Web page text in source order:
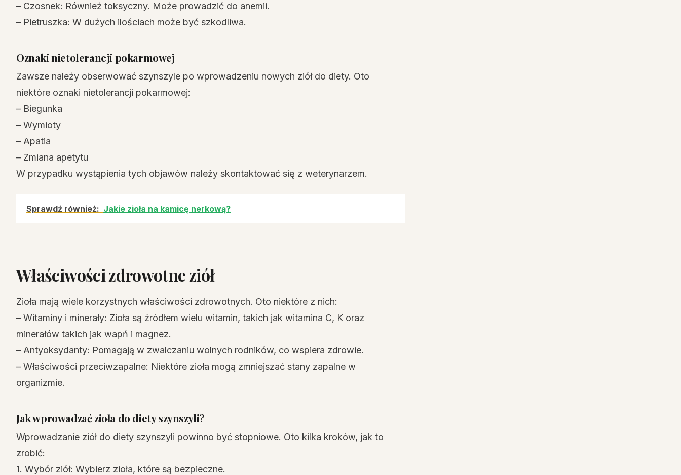
– Czosnek: Również toksyczny. Może prowadzić do anemii.
– Pietruszka: W dużych ilościach może być szkodliwa.
Oznaki nietolerancji pokarmowej
Zawsze należy obserwować szynszyle po wprowadzeniu nowych ziół do diety. Oto
niektóre oznaki nietolerancji pokarmowej:
– Biegunka
– Wymioty
– Apatia
– Zmiana apetytu
W przypadku wystąpienia tych objawów należy skontaktować się z weterynarzem.
Sprawdź również: Jakie zioła na kamicę nerkową?
Właściwości zdrowotne ziół
Zioła mają wiele korzystnych właściwości zdrowotnych. Oto niektóre z nich:
– Witaminy i minerały: Zioła są źródłem wielu witamin, takich jak witamina C, K oraz
minerałów takich jak wapń i magnez.
– Antyoksydanty: Pomagają w zwalczaniu wolnych rodników, co wspiera zdrowie.
– Właściwości przeciwzapalne: Niektóre zioła mogą zmniejszać stany zapalne w
organizmie.
Jak wprowadzać zioła do diety szynszyli?
Wprowadzanie ziół do diety szynszyli powinno być stopniowe. Oto kilka kroków, jak to
zrobić:
1. Wybór ziół: Wybierz zioła, które są bezpieczne.